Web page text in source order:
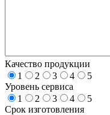
Качество продукции
1
2 3 4
5
Уровень сервиса
1
2 3 4
5
Срок изготовления